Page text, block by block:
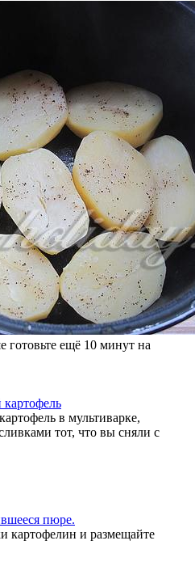
готовьте ещё 10 минут на
в мультиварке,
тот, что вы сняли с
картофелин и размещайте